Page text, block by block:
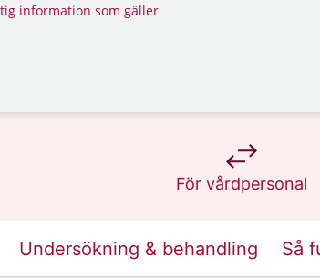
information som gäller
För vårdpersonal
på 1177.se
Undersökning & behandling Så